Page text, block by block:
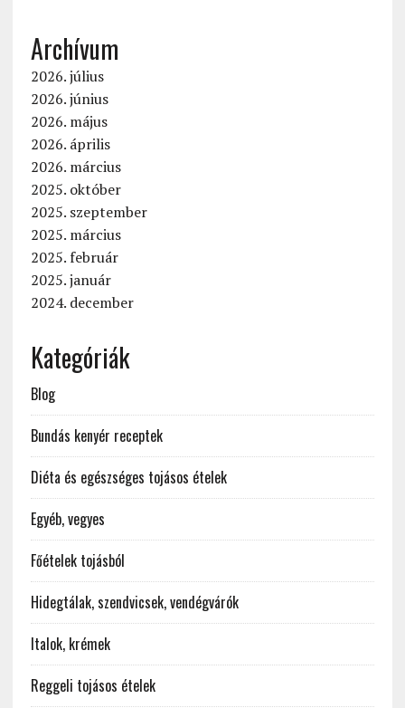
Archívum
2026. július
2026. június
2026. május
2026. április
2026. március
2025. október
2025. szeptember
2025. március
2025. február
2025. január
2024. december
Kategóriák
Blog
Bundás kenyér receptek
Diéta és egészséges tojásos ételek
Egyéb, vegyes
Főételek tojásból
Hidegtálak, szendvicsek, vendégvárók
Italok, krémek
Reggeli tojásos ételek